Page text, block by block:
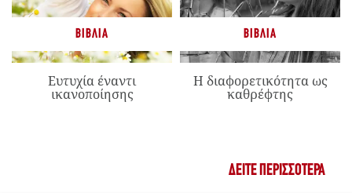
ΒΙΒΛΊΑ
Ευτυχία έναντι
ικανοποίησης
ΒΙΒΛΊΑ
Η διαφορετικότητα ως
καθρέφτης
ΔΕΊΤΕ ΠΕΡΙΣΣΌΤΕΡΑ